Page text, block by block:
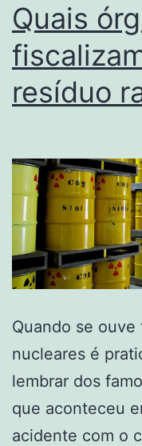
Quais
resíduo
Quando se
nucleares é
lembrar dos
que aconteceu
acidente com o